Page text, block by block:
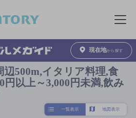
メニュ
現在地から探す
辺500m,イタリア料理,食
円以上～3,000円未満,飲み
一覧表示 地図表示